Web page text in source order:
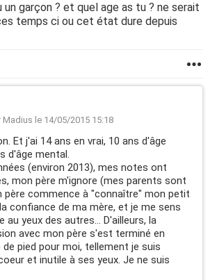
un garçon ? et quel age as tu ? ne serait
temps ci ou cet état dure depuis
le 14/05/2015 15:18
Et j'ai 14 ans en vrai, 10 ans d'âge
d'âge mental.
(environ 2013), mes notes ont
mon père m'ignore (mes parents sont
père commence à "connaître" mon petit
confiance de ma mère, et je me sens
au yeux des autres... D'ailleurs, la
avec mon père s'est terminé en
pied pour moi, tellement je suis
et inutile à ses yeux. Je ne suis